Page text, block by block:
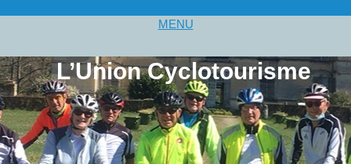
MENU
L’Union Cyclotourisme